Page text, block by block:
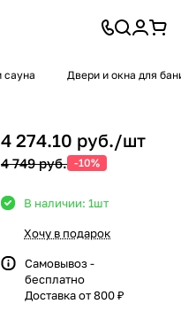
сауна Двери и окна для
4 274.10 руб./шт
4 749 руб. -10%
В наличии: 1шт
Хочу в подарок
Самовывоз -
бесплатно
Доставка от 800 ₽